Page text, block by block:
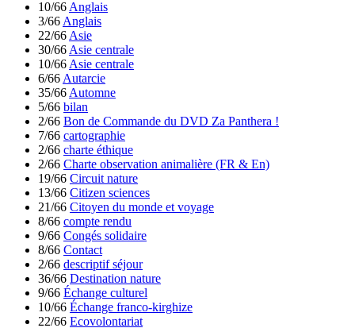
10/66 Anglais
3/66 Anglais
22/66 Asie
30/66 Asie centrale
10/66 Asie centrale
6/66 Autarcie
35/66 Automne
5/66 bilan
2/66 Bon de Commande du DVD Za Panthera !
7/66 cartographie
2/66 charte éthique
2/66 Charte observation animalière (FR & En)
19/66 Circuit nature
13/66 Citizen sciences
21/66 Citoyen du monde et voyage
8/66 compte rendu
9/66 Congés solidaire
8/66 Contact
2/66 descriptif séjour
36/66 Destination nature
9/66 Échange culturel
10/66 Échange franco-kirghize
22/66 Ecovolontariat